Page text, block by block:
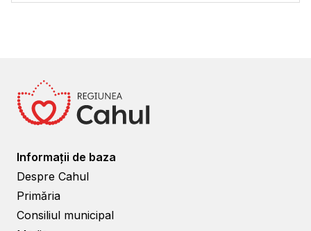
Informații de baza
Despre Cahul
Primăria
Consiliul municipal